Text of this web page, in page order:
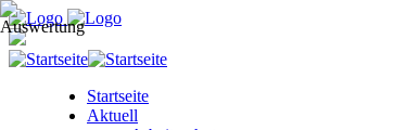
Startseite
Aktuell